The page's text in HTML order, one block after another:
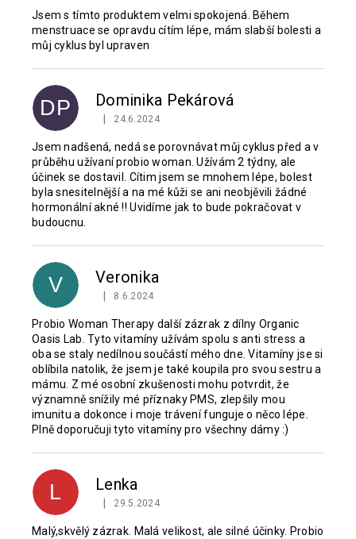
Jsem s tímto produktem velmi spokojená. Během
menstruace se opravdu cítím lépe, mám slabší bolesti a
můj cyklus byl upraven
DP Dominika Pekárová
Hodnocení produktu je 5 z 5 hvězdiček.
24.6.2024
Jsem nadšená, nedá se porovnávat můj cyklus před a v
průběhu užívaní probio woman. Užívám 2 týdny, ale
účinek se dostavil. Cítim jsem se mnohem lépe, bolest
byla snesitelnější a na mé kůži se ani neobjěvili žádné
hormonální akné !! Uvidíme jak to bude pokračovat v
budoucnu.
V Veronika
Hodnocení produktu je 5 z 5 hvězdiček.
8.6.2024
Probio Woman Therapy další zázrak z dílny Organic
Oasis Lab. Tyto vitamíny užívám spolu s anti stress a
oba se staly nedílnou součástí mého dne. Vitamíny jse si
oblíbila natolik, že jsem je také koupila pro svou sestru a
mámu. Z mé osobní zkušenosti mohu potvrdit, že
významně snížily mé příznaky PMS, zlepšily mou
imunitu a dokonce i moje trávení funguje o něco lépe.
Plně doporučuji tyto vitamíny pro všechny dámy :)
L Lenka
Hodnocení produktu je 5 z 5 hvězdiček.
29.5.2024
Malý,skvělý zázrak. Malá velikost, ale silné účinky. Probio